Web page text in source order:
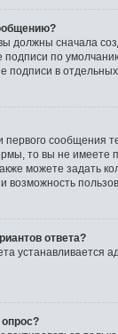
должны сначала
подписи по
подписи в
первого сообщения
то вы не имеете
можете задать
возможность
ответа?